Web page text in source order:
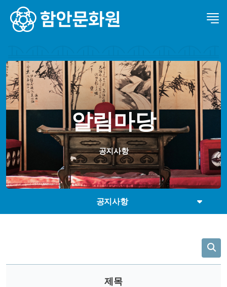
알림마당
공지사항
공지사항
제목